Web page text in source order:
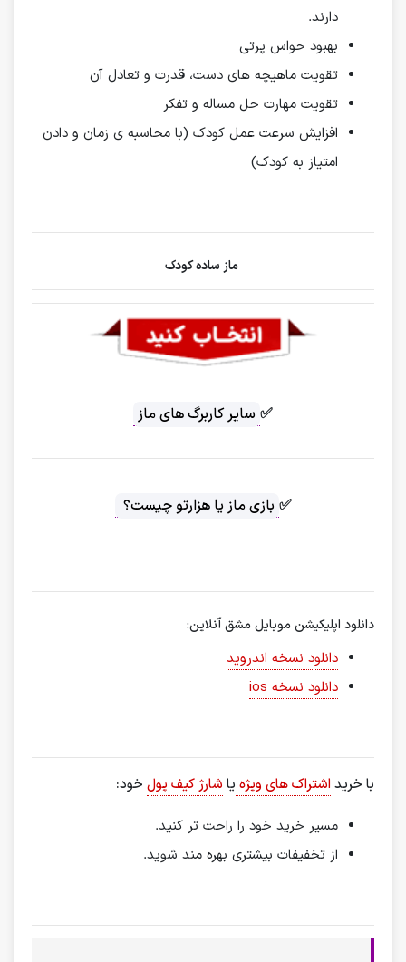
دارند.
بهبود حواس پرتی
تقویت ماهیچه های دست، قدرت و تعادل آن
تقویت مهارت حل مساله و تفکر
افزایش سرعت عمل کودک (با محاسبه‌ ی زمان و دادن
امتیاز به کودک)
ماز ساده کودک
✅ سایر کاربرگ های ماز
✅ بازی ماز یا هزارتو چیست؟
دانلود اپلیکیشن موبایل مشق آنلاین:
دانلود نسخه اندروید
دانلود نسخه ios
با خرید اشتراک های ویژه یا شارژ کیف پول خود:
مسیر خرید خود را راحت تر کنید.
از تخفیفات بیشتری بهره مند شوید.